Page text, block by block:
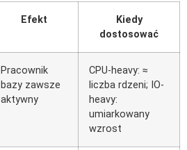
Efekt
Kiedy
dostosować
Pracownik
bazy zawsze
aktywny
CPU-heavy: ≈
liczba rdzeni; IO-
heavy:
umiarkowany
wzrost